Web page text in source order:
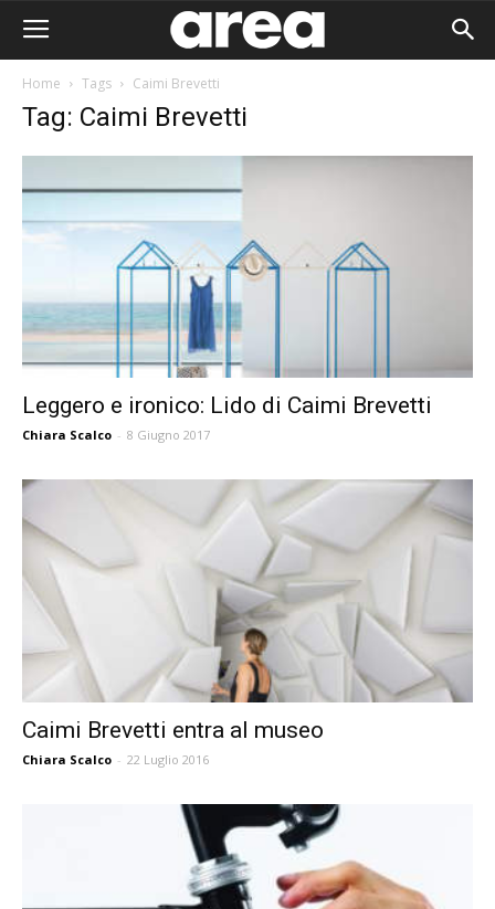
Home Tags Caimi Brevetti
Tag: Caimi Brevetti
Leggero e ironico: Lido di Caimi Brevetti
Chiara Scalco - 8 Giugno 2017
Caimi Brevetti entra al museo
Chiara Scalco - 22 Luglio 2016